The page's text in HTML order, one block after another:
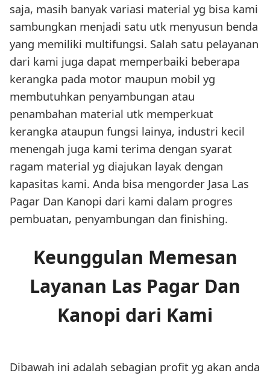
saja, masih banyak variasi material yg bisa kami
sambungkan menjadi satu utk menyusun benda
yang memiliki multifungsi. Salah satu pelayanan
dari kami juga dapat memperbaiki beberapa
kerangka pada motor maupun mobil yg
membutuhkan penyambungan atau
penambahan material utk memperkuat
kerangka ataupun fungsi lainya, industri kecil
menengah juga kami terima dengan syarat
ragam material yg diajukan layak dengan
kapasitas kami. Anda bisa mengorder Jasa Las
Pagar Dan Kanopi dari kami dalam progres
pembuatan, penyambungan dan finishing.
Keunggulan Memesan
Layanan Las Pagar Dan
Kanopi dari Kami
Dibawah ini adalah sebagian profit yg akan anda